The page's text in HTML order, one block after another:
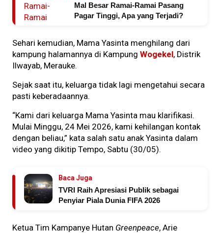
Mal Besar Ramai-Ramai Pasang
Pagar Tinggi, Apa yang Terjadi?
Sehari kemudian, Mama Yasinta menghilang dari
kampung halamannya di Kampung Wogekel, Distrik
Ilwayab, Merauke.
Sejak saat itu, keluarga tidak lagi mengetahui secara
pasti keberadaannya.
“Kami dari keluarga Mama Yasinta mau klarifikasi.
Mulai Minggu, 24 Mei 2026, kami kehilangan kontak
dengan beliau,” kata salah satu anak Yasinta dalam
video yang dikitip Tempo, Sabtu (30/05).
Baca Juga
TVRI Raih Apresiasi Publik sebagai
Penyiar Piala Dunia FIFA 2026
Ketua Tim Kampanye Hutan Greenpeace, Arie